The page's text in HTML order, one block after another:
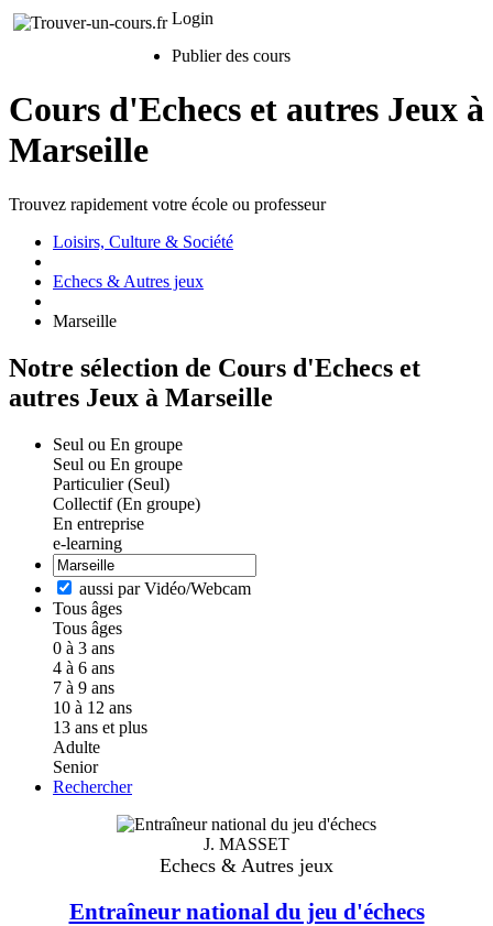
Login
Publier des cours
Cours d'Echecs et autres Jeux à
Marseille
Trouvez rapidement votre école ou professeur
Loisirs, Culture & Société
Echecs & Autres jeux
Marseille
Notre sélection de Cours d'Echecs et
autres Jeux à Marseille
Seul ou En groupe
Seul ou En groupe
Particulier (Seul)
Collectif (En groupe)
En entreprise
e-learning
aussi par Vidéo/Webcam
Tous âges
Tous âges
0 à 3 ans
4 à 6 ans
7 à 9 ans
10 à 12 ans
13 ans et plus
Adulte
Senior
Rechercher
J. MASSET
Echecs & Autres jeux
Entraîneur national du jeu d'échecs